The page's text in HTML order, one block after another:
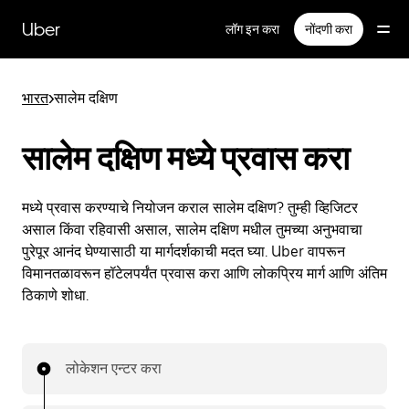
सामग्रीवरUber लॉग इन करा नोंदणी करा
भारत>सालेम दक्षिण
सालेम दक्षिण मध्ये प्रवास करा
मध्ये प्रवास करण्याचे नियोजन कराल सालेम दक्षिण? तुम्ही व्हिजिटर
असाल किंवा रहिवासी असाल, सालेम दक्षिण मधील तुमच्या अनुभवाचा
पुरेपूर आनंद घेण्यासाठी या मार्गदर्शकाची मदत घ्या. Uber वापरून
विमानतळावरून हॉटेलपर्यंत प्रवास करा आणि लोकप्रिय मार्ग आणि अंतिम
ठिकाणे शोधा.
लोकेशन एन्टर करा